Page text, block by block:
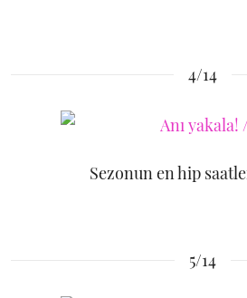
4/14
Sezonun en hip
5/14